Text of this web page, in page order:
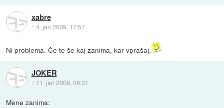
xabre
::4. jan 2009, 17:57
Ni problema. Če te še kaj zanima, kar vprašaj.
JOKER
:: 11. jan 2009, 08:31
Mene zanima: